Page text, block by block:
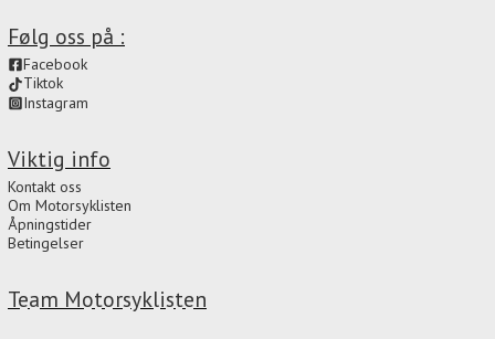
Team Motorsyklisten
Viktig info
Kontakt oss
Om Motorsyklisten
Åpningstider
Betingelser
Følg oss på :
Facebook
Tiktok
Instagram